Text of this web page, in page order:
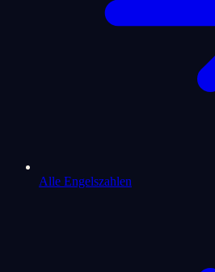
Alle Engelszahlen